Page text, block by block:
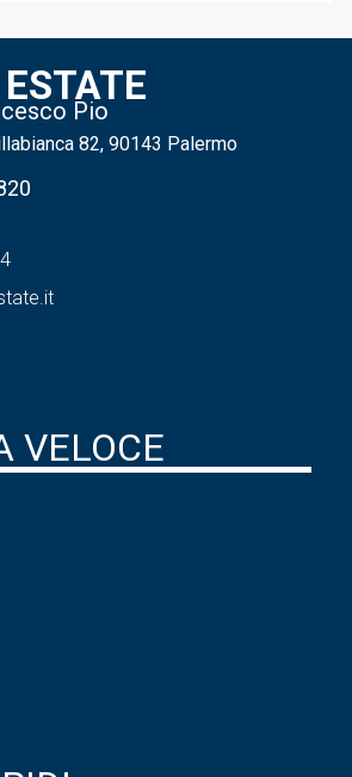
Pio
82, 90143 Palermo
VELOCE